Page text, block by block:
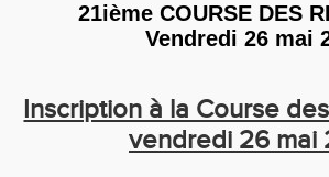
21ième COURSE DES
Vendredi 26 mai
Inscription à la Course
vendredi 26 mai